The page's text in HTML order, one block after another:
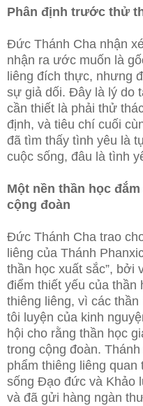
Phân định trước thử
Đức Thánh Cha nhận
nhận ra ước muốn là
liêng đích thực, nhưng
sự giả dối. Đây là lý do
cần thiết là phải thử
định, và tiêu chí cuối
đã tìm thấy tình yêu là
cuộc sống, đâu là tình
Một nền thần học
cộng đoàn
Đức Thánh Cha trao
liêng của Thánh
thần học xuất sắc”, bởi
điểm thiết yếu của
thiêng liêng, vì các
tôi luyện của kinh
hội cho rằng thần học
trong cộng đoàn.
phẩm thiêng liêng
sống Đạo đức và Khảo
và đã gửi hàng ngàn